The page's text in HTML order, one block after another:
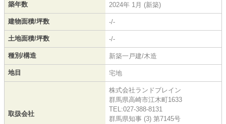
築年数 2024年 1月 (新築)
建物面積/坪数 -/-
土地面積/坪数 -/-
種別/構造 新築一戸建/木造
地目 宅地
取扱会社
株式会社ランドブレイン
群馬県高崎市江木町1633
TEL:027-388-8131
群馬県知事 (3) 第7145号